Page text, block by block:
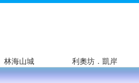
林海山城 利奧坊．凱岸